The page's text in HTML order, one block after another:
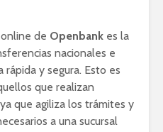
de Openbank es la
nacionales e
y segura. Esto es
que realizan
que agiliza los trámites y
a una sucursal